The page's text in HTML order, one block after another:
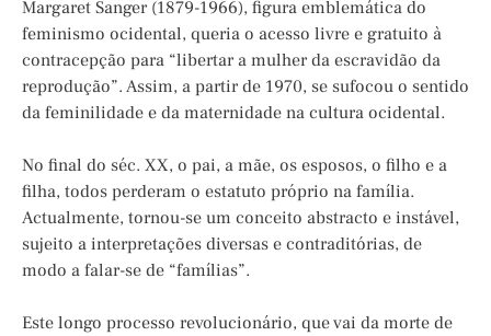
Margaret Sanger (1879-1966), figura emblemática do
feminismo ocidental, queria o acesso livre e gratuito à
contracepção para “libertar a mulher da escravidão da
reprodução”. Assim, a partir de 1970, se sufocou o sentido
da feminilidade e da maternidade na cultura ocidental.
No final do séc. XX, o pai, a mãe, os esposos, o filho e a
filha, todos perderam o estatuto próprio na família.
Actualmente, tornou-se um conceito abstracto e instável,
sujeito a interpretações diversas e contraditórias, de
modo a falar-se de “famílias”.
Este longo processo revolucionário, que vai da morte de